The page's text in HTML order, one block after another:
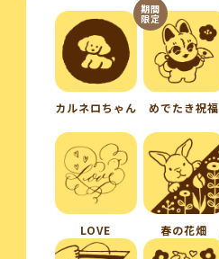
カルネロちゃん
期間
限定
めでたき祝福
LOVE 春の花畑